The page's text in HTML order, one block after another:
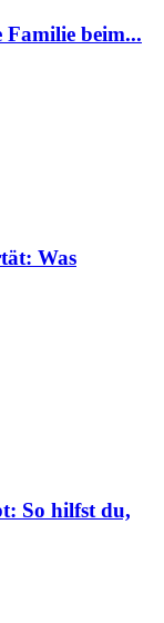
Familie beim...
Was
So hilfst du,